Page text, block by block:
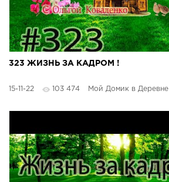
323 ЖИЗНЬ ЗА КАДРОМ !
15-11-22 103 474 Мой Домик в Деревне